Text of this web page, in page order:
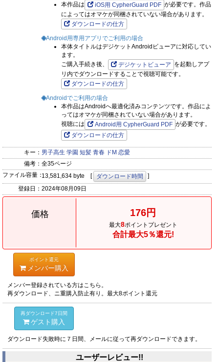
本作品は
iOS用 CypherGuard PDF が必要です。作品
によってはオマケが同梱されていない場合があります。
ダウンロードの仕方
Android用専用アプリでご利用の場合
本体タイトルはデジケットAndroidビューアに対応してい
ます。
ご購入手続き後、
デジケットビューア を起動しアプ
リ内でダウンロードすることで視聴可能です。
ダウンロードの仕方
Androidでご利用の場合
本作品はAndroidへ最適化済みコンテンツです。作品によ
ってはオマケが同梱されていない場合があります。
視聴には
Android用 CypherGuard PDF が必要です。
ダウンロードの仕方
キー： 男子高生 学園 短髪 青春 ドM 恋愛
備考： 全35ページ
ファイル容量：13,581,634 byte [ ダウンロード時間
]
登録日： 2024年08月09日
価格 176円
最大8ポイントプレゼント
合計最大5％還元!
ポイント還元
メンバー購入
メンバー登録されている方はこちら。
再ダウンロード、ニ重購入防止有り。最大8ポイント還元
再ダウンロード7日間
ゲスト購入
ダウンロード失敗時に７日間、メールに従って再ダウンロードできます。
ユーザーレビュー!!